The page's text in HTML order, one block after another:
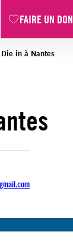
FAIRE UN DON
Die in à Nantes